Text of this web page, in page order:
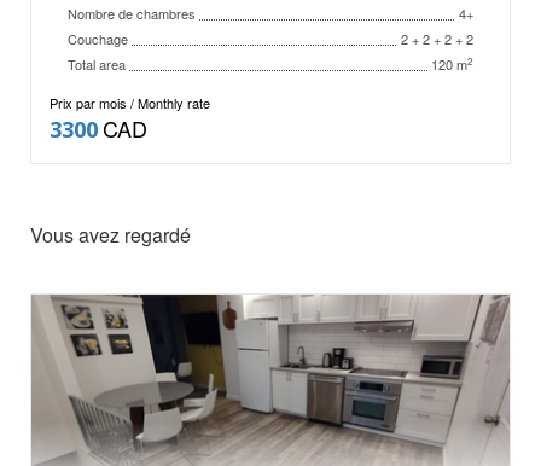
Nombre de chambres
4+
Couchage
2 + 2 + 2 + 2
Total area
120 m2
Prix par mois / Monthly rate
3300CAD
Vous avez regardé